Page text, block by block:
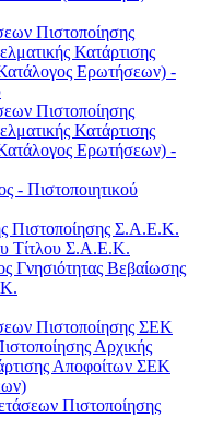
Πιστοποίησης
Κατάρτισης
Ερωτήσεων) -
Πιστοποίησης
Κατάρτισης
Ερωτήσεων) -
- Πιστοποιητικού
Πιστοποίησης Σ.Α.Ε.Κ.
Τίτλου Σ.Α.Ε.Κ.
Γνησιότητας Βεβαίωσης
Πιστοποίησης ΣΕΚ
Αρχικής
Αποφοίτων ΣΕΚ
Πιστοποίησης